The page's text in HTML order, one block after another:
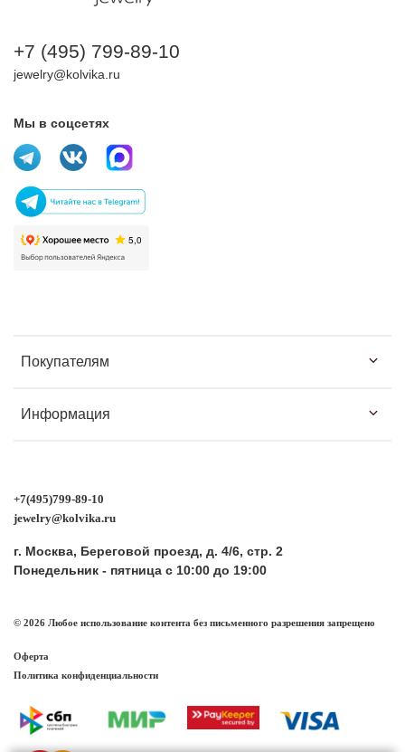
Покупателям
Информация
+7 (495) 799-89-10
jewelry@kolvika.ru
Мы в соцсетях
+7(495)799-89-10
jewelry@kolvika.ru
г. Москва, Береговой проезд, д. 4/6, стр. 2
Понедельник - пятница с 10:00 до 19:00
© 2026 Любое использование контента без письменного разрешения запрещено
Оферта
Политика конфиденциальности